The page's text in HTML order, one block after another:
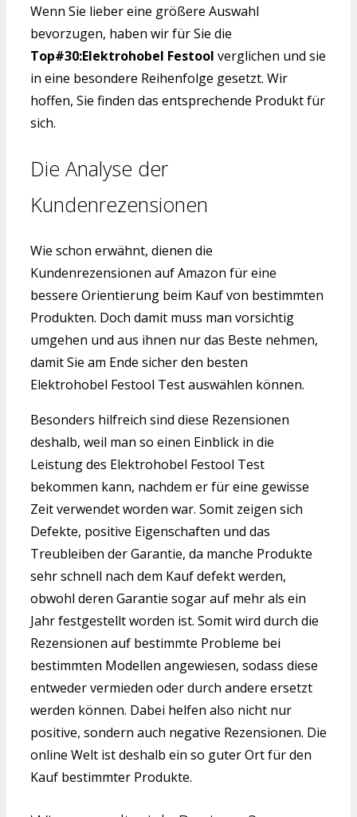
Wenn Sie lieber eine größere Auswahl
bevorzugen, haben wir für Sie die
Top#30:Elektrohobel Festool verglichen und sie
in eine besondere Reihenfolge gesetzt. Wir
hoffen, Sie finden das entsprechende Produkt für
sich.
Die Analyse der
Kundenrezensionen
Wie schon erwähnt, dienen die
Kundenrezensionen auf Amazon für eine
bessere Orientierung beim Kauf von bestimmten
Produkten. Doch damit muss man vorsichtig
umgehen und aus ihnen nur das Beste nehmen,
damit Sie am Ende sicher den besten
Elektrohobel Festool Test auswählen können.
Besonders hilfreich sind diese Rezensionen
deshalb, weil man so einen Einblick in die
Leistung des Elektrohobel Festool Test
bekommen kann, nachdem er für eine gewisse
Zeit verwendet worden war. Somit zeigen sich
Defekte, positive Eigenschaften und das
Treubleiben der Garantie, da manche Produkte
sehr schnell nach dem Kauf defekt werden,
obwohl deren Garantie sogar auf mehr als ein
Jahr festgestellt worden ist. Somit wird durch die
Rezensionen auf bestimmte Probleme bei
bestimmten Modellen angewiesen, sodass diese
entweder vermieden oder durch andere ersetzt
werden können. Dabei helfen also nicht nur
positive, sondern auch negative Rezensionen. Die
online Welt ist deshalb ein so guter Ort für den
Kauf bestimmter Produkte.